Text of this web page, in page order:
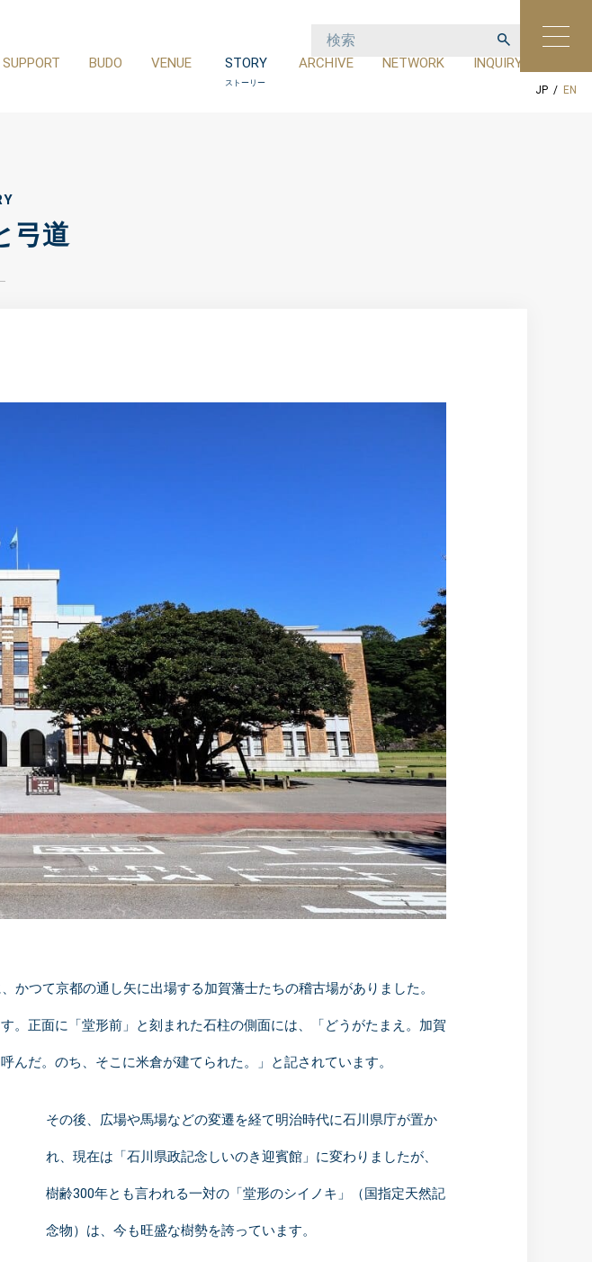
SUPPORT BUDO VENUE STORY
ストーリー
ARCHIVE NETWORK INQUIRY
JP / EN
弓道
つて京都の通し矢に出場する加賀藩士たちの稽古場がありました。
。正面に「堂形前」と刻まれた石柱の側面には、「どうがたまえ。加賀
だ。のち、そこに米倉が建てられた。」と記されています。
その後、広場や馬場などの変遷を経て明治時代に石川県庁が置か
れ、現在は「石川県政記念しいのき迎賓館」に変わりましたが、
樹齢300年とも言われる一対の「堂形のシイノキ」（国指定天然記
念物）は、今も旺盛な樹勢を誇っています。